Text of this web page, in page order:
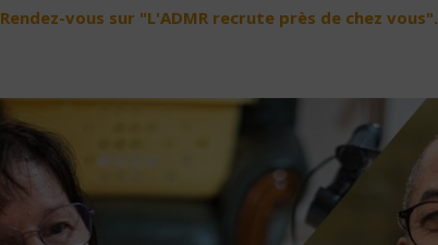
Rendez-vous sur "L'ADMR recrute près de chez vous".